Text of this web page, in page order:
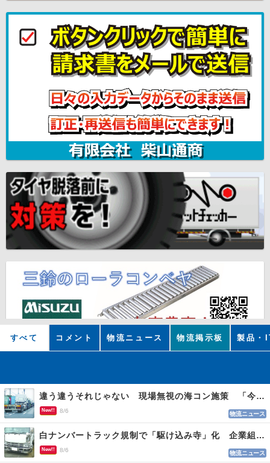
すべて コメント 物流ニュース 物流掲示板 製品・
違う違うそれじゃない 現場無視の海コン施策 「今でも平均２～３時間は待つ」
New!! 8/6 物流ニュース
白ナンバートラック規制で「駆け込み寺」化 企業組合が入会基準を見直しへ
New!! 8/6 物流ニュース